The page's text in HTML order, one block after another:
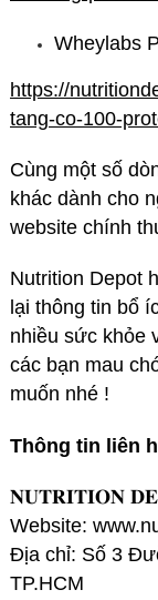
Wheylabs
https://
tang-co-100-
Cùng một số
khác dành cho
website chính
Nutrition Depot
lại thông tin bổ
nhiều sức khỏe
các bạn mau
muốn nhé !
Thông tin liên
𝐍𝐔𝐓𝐑𝐈𝐓𝐈𝐎𝐍
Website:
Địa chỉ: Số 3
TP.HCM